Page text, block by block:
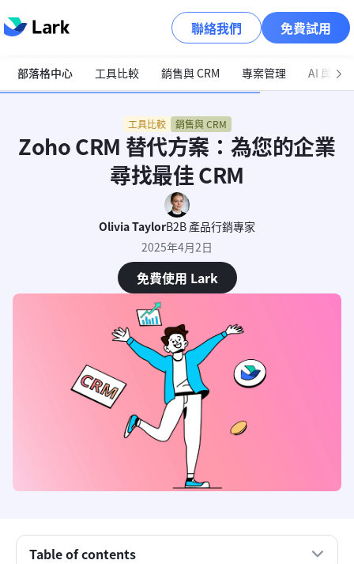
聯絡我們 免費試用
部落格中心 工具比較 銷售與 CRM 專案管理 AI 與自
工具比較 銷售與 CRM
Zoho CRM 替代方案：為您的企業
尋找最佳 CRM
Olivia TaylorB2B 產品行銷專家
2025年4月2日
免費使用 Lark
Table of contents